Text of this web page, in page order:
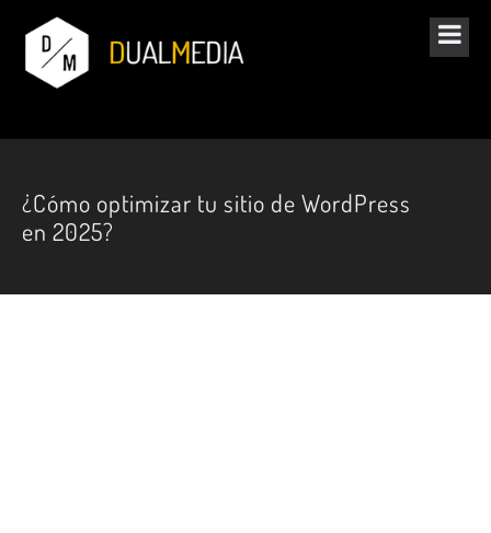
¿Cómo optimizar tu sitio de WordPress
en 2025?